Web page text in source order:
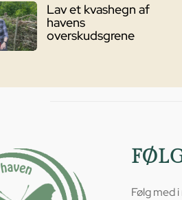
Lav et kvashegn af
havens
overskudsgrene
Følg med